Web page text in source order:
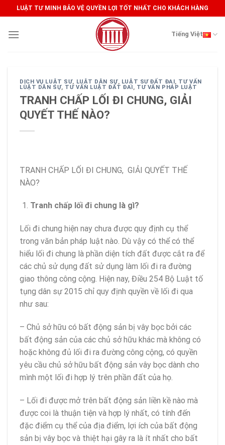
to
content
LUẬT TƯ MINH BẢO VỆ QUYỀN LỢI TỐT NHẤT CHO KHÁCH HÀNG
Tiếng Việt
DỊCH VỤ LUẬT SƯ, LUẬT DÂN SỰ, LUẬT SƯ ĐẤT ĐAI, TƯ VẤN
LUẬT DÂN SỰ, TƯ VẤN LUẬT ĐẤT ĐAI, TƯ VẤN PHÁP LUẬT
TRANH CHẤP LỐI ĐI CHUNG, GIẢI
QUYẾT THẾ NÀO?
TRANH CHẤP LỐI ĐI CHUNG, GIẢI QUYẾT THẾ
NÀO?
Tranh chấp lối đi chung là gì?
Lối đi chung hiện nay chưa được quy định cụ thể
trong văn bản pháp luật nào. Dù vậy có thể có thể
hiểu lối đi chung là phần diện tích đất được cắt ra để
các chủ sử dụng đất sử dụng làm lối đi ra đường
giao thông công cộng. Hiện nay, Điều 254 Bộ Luật tố
tụng dân sự 2015 chỉ quy định quyền về lối đi qua
như sau:
– Chủ sở hữu có bất động sản bị vây bọc bởi các
bất động sản của các chủ sở hữu khác mà không có
hoặc không đủ lối đi ra đường công cộng, có quyền
yêu cầu chủ sở hữu bất động sản vây bọc dành cho
mình một lối đi hợp lý trên phần đất của họ.
– Lối đi được mở trên bất động sản liền kề nào mà
được coi là thuận tiện và hợp lý nhất, có tính đến
đặc điểm cụ thể của địa điểm, lợi ích của bất động
sản bị vây bọc và thiệt hại gây ra là ít nhất cho bất